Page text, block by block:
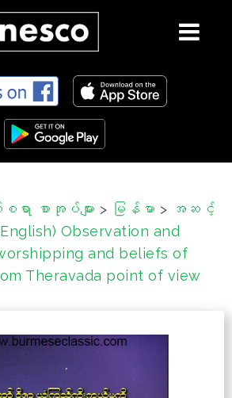
ရာ စာအုပ်များ > မြန်မာ > အဆင့်
Observation and
and beliefs of
Theravada point of view